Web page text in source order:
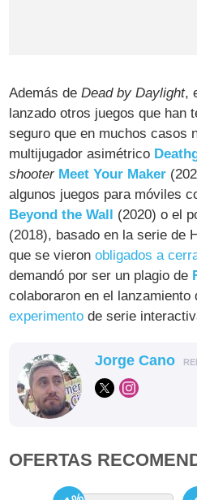
Además deDead by Daylight,
lanzado otros juegos que han
seguro que en muchos casos
multijugador asimétrico
shooter Meet Your Maker
algunos juegos para móviles
Beyond the Wall (2020) o el
(2018), basado en la serie de
que se vieronobligados a
demandó por ser un plagio de
colaboraron en el
experimento de serie
Jorge Cano
OFERTAS